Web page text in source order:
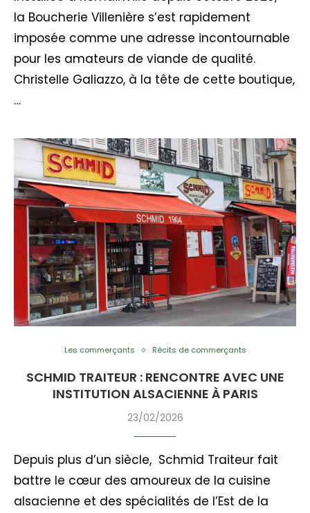
la Boucherie Villenière s’est rapidement
imposée comme une adresse incontournable
pour les amateurs de viande de qualité.
Christelle Galiazzo, à la tête de cette boutique,
…
Les commerçants Récits de commerçants
SCHMID TRAITEUR : RENCONTRE AVEC UNE
INSTITUTION ALSACIENNE À PARIS
23/02/2026
Depuis plus d’un siècle, Schmid Traiteur fait
battre le cœur des amoureux de la cuisine
alsacienne et des spécialités de l’Est de la